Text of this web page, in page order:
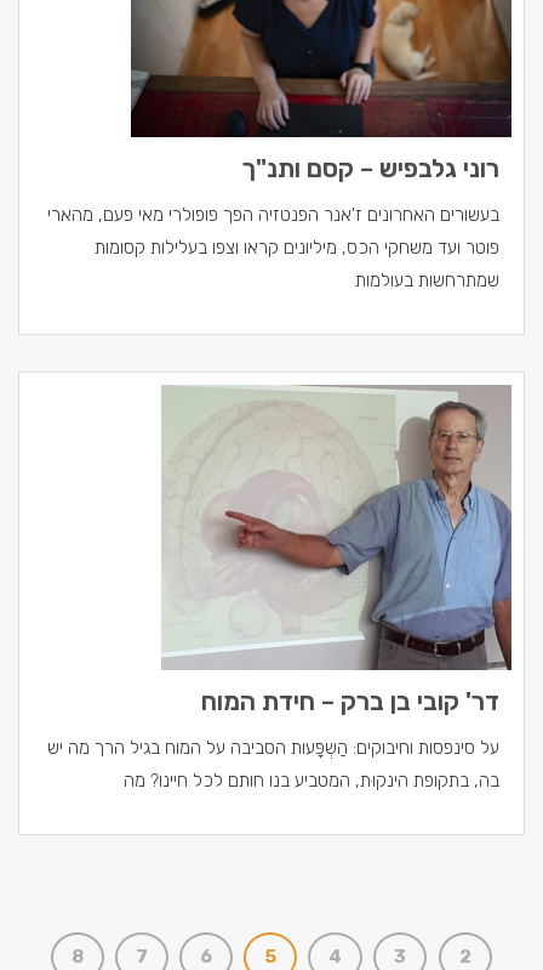
רוני גלבפיש – קסם ותנ"ך
בעשורים האחרונים ז'אנר הפנטזיה הפך פופולרי מאי פעם, מהארי
פוטר ועד משחקי הכס, מיליונים קראו וצפו בעלילות קסומות
שמתרחשות בעולמות
דר' קובי בן ברק – חידת המוח
על סינפסות וחיבוקים: הַשְפָּעות הסביבה על המוח בגיל הרך מה יש
בה, בתקופת הינקוּת, המטביע בנו חותם לכל חיינו? מה
2
3
4
5
6
7
8